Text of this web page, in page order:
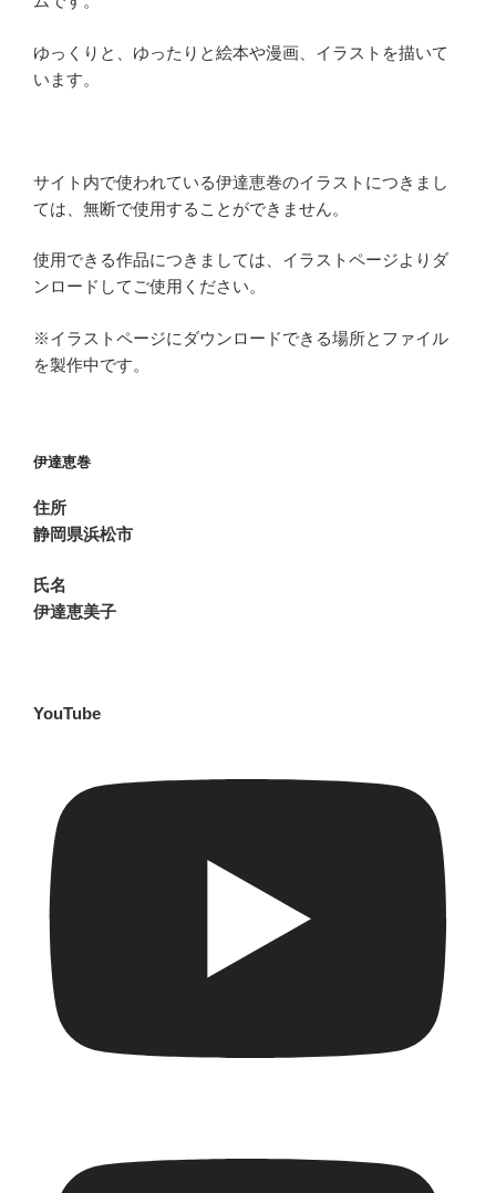
ゆっくりと、ゆったりと絵本や漫画、イラストを描いて
います。
サイト内で使われている伊達恵巻のイラストにつきまし
ては、無断で使用することができません。
使用できる作品につきましては、イラストページよりダ
ンロードしてご使用ください。
※イラストページにダウンロードできる場所とファイル
を製作中です。
伊達恵巻
住所
静岡県浜松市
氏名
伊達恵美子
YouTube